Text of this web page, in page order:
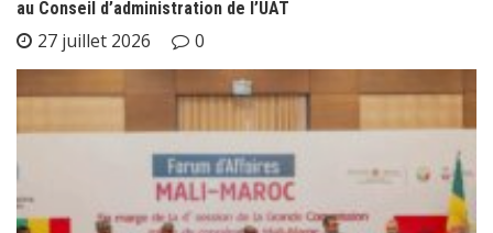
au Conseil d’administration de l’UAT
27 juillet 2026 0